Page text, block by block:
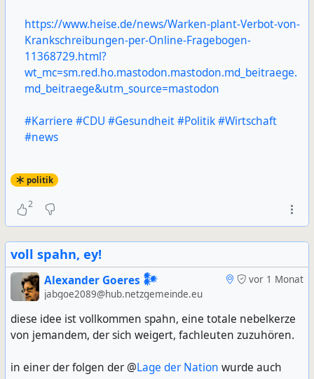
https://www.heise.de/news/Warken-plant-Verbot-von-
Krankschreibungen-per-Online-Fragebogen-
11368729.html?
wt_mc=sm.red.ho.mastodon.mastodon.md_beitraege.
md_beitraege&utm_source=mastodon
#Karriere #CDU #Gesundheit#Politik#Wirtschaft
#news
politik
2
voll spahn, ey!
vor 1 Monat
Alexander Goeres 𒀯
jabgoe2089@hub.netzgemeinde.eu
diese idee ist vollkommen spahn, eine totale nebelkerze
von jemandem, der sich weigert, fachleuten zuzuhören.
in einer der folgen der @Lage der Nation wurde auch